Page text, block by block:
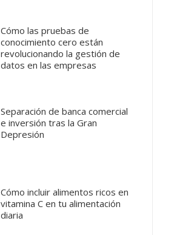
Cómo las pruebas de
conocimiento cero están
revolucionando la gestión de
datos en las empresas
Separación de banca comercial
e inversión tras la Gran
Depresión
Cómo incluir alimentos ricos en
vitamina C en tu alimentación
diaria